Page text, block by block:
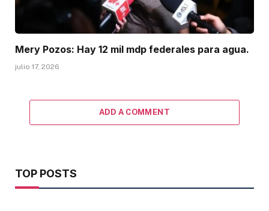
Mery Pozos: Hay 12 mil mdp federales para agua.
julio 17, 2026
ADD A COMMENT
TOP POSTS